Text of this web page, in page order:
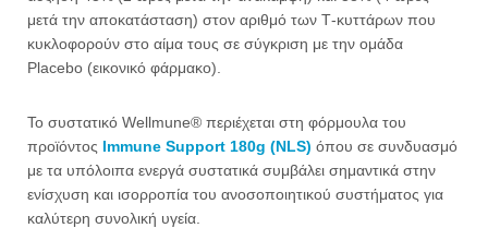
μετά την αποκατάσταση) στον αριθμό των Τ-κυττάρων που
κυκλοφορούν στο αίμα τους σε σύγκριση με την ομάδα
Placebo (εικονικό φάρμακο).
Το συστατικό Wellmune® περιέχεται στη φόρμουλα του
προϊόντος Immune Support 180g (NLS) όπου σε συνδυασμό
με τα υπόλοιπα ενεργά συστατικά συμβάλει σημαντικά στην
ενίσχυση και ισορροπία του ανοσοποιητικού συστήματος για
καλύτερη συνολική υγεία.